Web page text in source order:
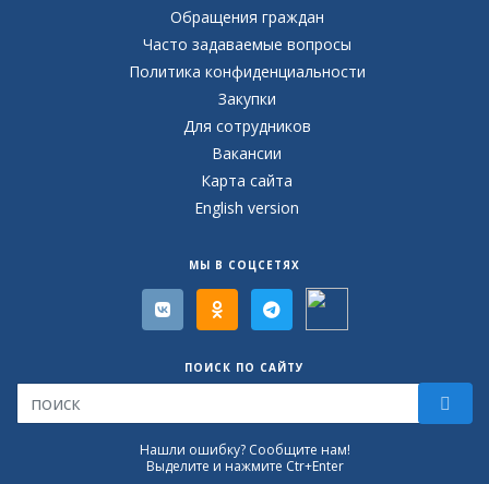
Обращения граждан
Часто задаваемые вопросы
Политика конфиденциальности
Закупки
Для сотрудников
Вакансии
Карта сайта
English version
МЫ В СОЦСЕТЯХ
ПОИСК ПО САЙТУ
Нашли ошибку? Сообщите нам!
Выделите и нажмите Ctr+Enter